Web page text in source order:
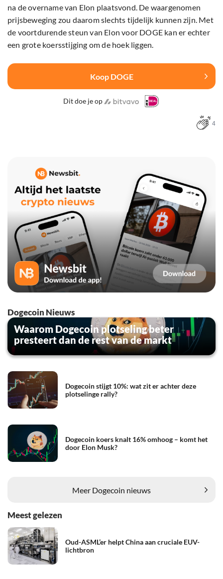
na de overname van Elon plaatsvond. De waargenomen
prijsbeweging zou daarom slechts tijdelijk kunnen zijn. Met
de voortdurende steun van Elon voor DOGE kan er echter
een grote koersstijging om de hoek liggen.
Koop DOGE
Dit doe je op
4
Dogecoin Nieuws
Waarom Dogecoin plotseling beter
presteert dan de rest van de markt
Dogecoin stijgt 10%: wat zit er achter deze
plotselinge rally?
Dogecoin koers knalt 16% omhoog – komt het
door Elon Musk?
Meer Dogecoin nieuws
Meest gelezen
Oud-ASML’er helpt China aan cruciale EUV-
lichtbron